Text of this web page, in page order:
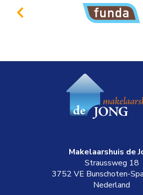
Makelaarshuis de
Straussweg 18
3752 VE Bunschoten-
Nederland